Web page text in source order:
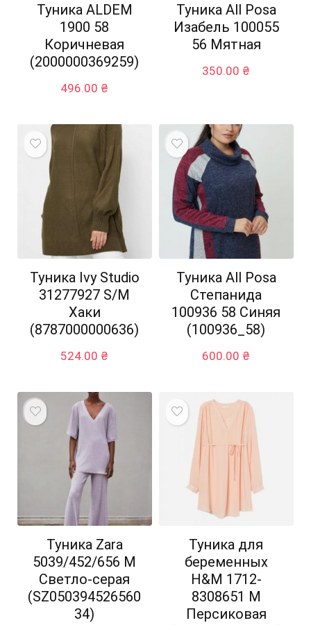
Туника ALDEM
1900 58
Коричневая
(2000000369259)
496.00 ₴
Туника All Posa
Изабель 100055
56 Мятная
350.00 ₴
Туника Ivy Studio
31277927 S/M
Хаки
(8787000000636)
524.00 ₴
Туника All Posa
Степанида
100936 58 Синяя
(100936_58)
600.00 ₴
Туника Zara
5039/452/656 M
Светло-серая
(SZ050394526560
34)
Туника для
беременных
H&M 1712-
8308651 M
Персиковая